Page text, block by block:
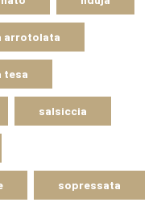
arrotolata
tesa
salsiccia
sopressata